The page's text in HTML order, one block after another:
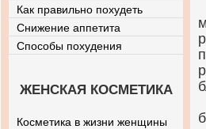
Как правильно похудеть
Снижение аппетита
Способы похудения
ЖЕНСКАЯ КОСМЕТИКА
Косметика в жизни женщины